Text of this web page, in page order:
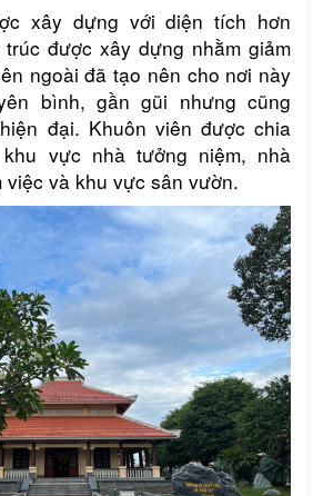
xây dựng với diện tích hơn
được xây dựng nhằm giảm
ngoài đã tạo nên cho nơi này
bình, gần gũi nhưng cũng
đại. Khuôn viên được chia
vực nhà tưởng niệm, nhà
việc và khu vực sân vườn.